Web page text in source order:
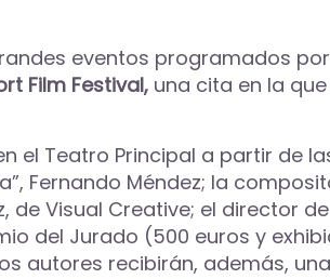
eventos programados
Film Festival, una cita en la
el Teatro Principal a partir de
Fernando Méndez; la
de Visual Creative; el director
del Jurado (500 euros y
autores recibirán, además,